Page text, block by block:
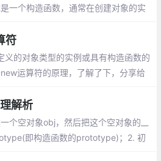
一个构造函数，通常在创建对象的实
符
义的对象类型的实例或具有构造函数的
运算符的原理，了解了下，分享给
解析
个空对象obj，然后把这个空对象的__
即构造函数的prototype)；2. 初